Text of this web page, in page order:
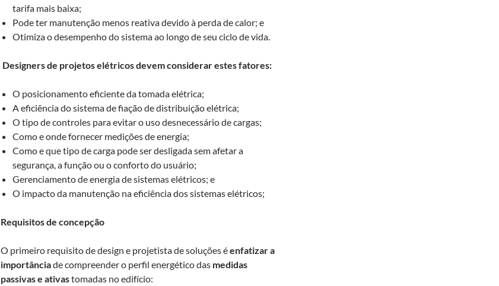
tarifa mais baixa;
Pode ter manutenção menos reativa devido à perda de calor; e
Otimiza o desempenho do sistema ao longo de seu ciclo de vida.
Designers de projetos elétricos devem considerar estes fatores:
O posicionamento eficiente da tomada elétrica;
A eficiência do sistema de fiação de distribuição elétrica;
O tipo de controles para evitar o uso desnecessário de cargas;
Como e onde fornecer medições de energia;
Como e que tipo de carga pode ser desligada sem afetar a
segurança, a função ou o conforto do usuário;
Gerenciamento de energia de sistemas elétricos; e
O impacto da manutenção na eficiência dos sistemas elétricos;
Requisitos de concepção
O primeiro requisito de design e projetista de soluções éenfatizar a
importânciade compreender o perfil energético das medidas
passivas e ativastomadas no edifício: